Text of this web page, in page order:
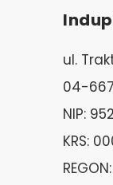
ul.
04-
NIP:
KRS: